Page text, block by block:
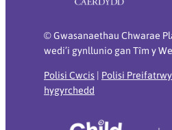
© Gwasanaethau Chwarae
wedi’i gynllunio gan Tȋm y
Polisi Cwcis | Polisi
hygyrchedd